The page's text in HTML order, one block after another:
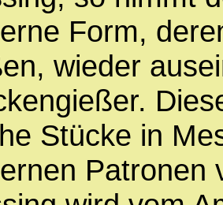
Form,
wieder
Stücke in
Patronen